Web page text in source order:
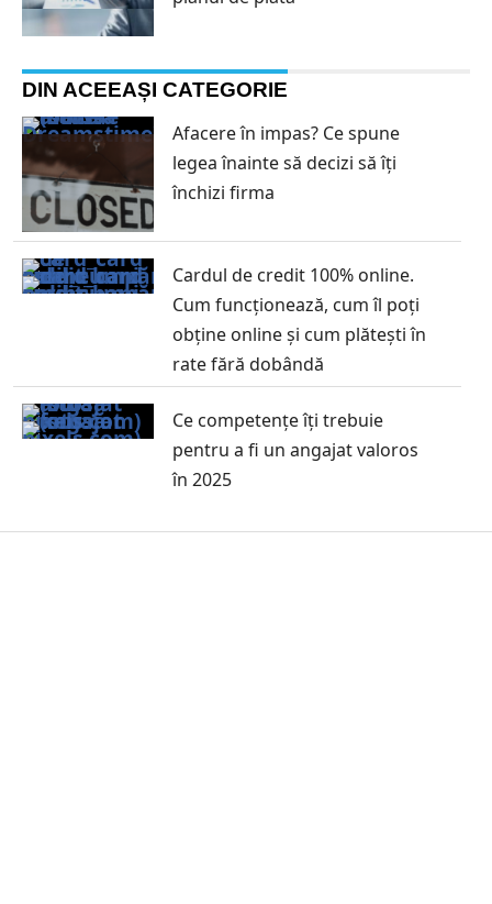
DIN ACEEAȘI CATEGORIE
Afacere în impas? Ce spune
legea înainte să decizi să îți
închizi firma
Cardul de credit 100% online.
Cum funcționează, cum îl poți
obține online și cum plătești în
rate fără dobândă
Ce competențe îți trebuie
pentru a fi un angajat valoros
în 2025